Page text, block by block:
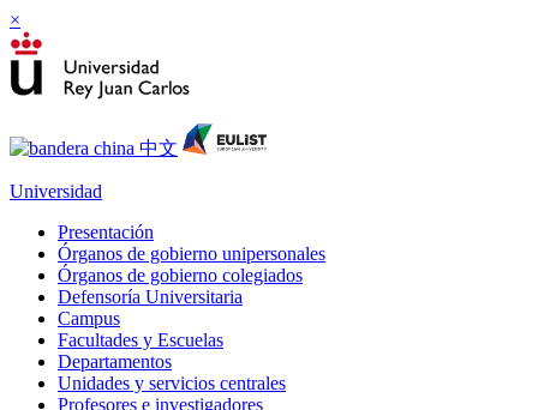
×
Universidad
Presentación
Órganos de gobierno unipersonales
Órganos de gobierno colegiados
Defensoría Universitaria
Campus
Facultades y Escuelas
Departamentos
Unidades y servicios centrales
Profesores e investigadores